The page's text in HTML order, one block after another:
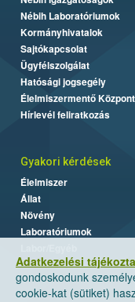
Adatkezelési
gondoskodunk
cookie-kat (sütiket)
Nébih Laboratóriumok
Kormányhivatalok
Sajtókapcsolat
Ügyfélszolgálat
Hatósági jogsegély
Élelmiszermentő Központ
Hírlevél feliratkozás
Gyakori kérdések
Élelmiszer
Állat
Növény
Laboratóriumok